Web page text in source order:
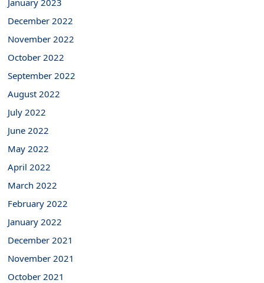
December 2022
November 2022
October 2022
September 2022
August 2022
July 2022
June 2022
May 2022
April 2022
March 2022
February 2022
January 2022
December 2021
November 2021
October 2021